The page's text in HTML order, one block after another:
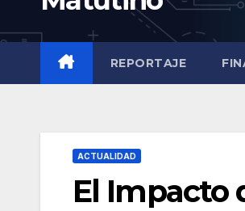
REPORTAJE
ACTUALIDAD
El Impacto